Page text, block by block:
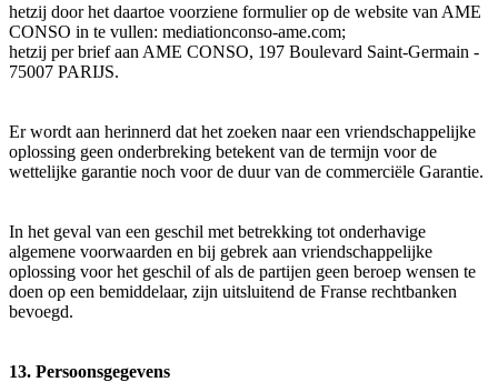
hetzij door het daartoe voorziene formulier op de website van AME
CONSO in te vullen: mediationconso-ame.com;
hetzij per brief aan AME CONSO, 197 Boulevard Saint-Germain -
75007 PARIJS.
Er wordt aan herinnerd dat het zoeken naar een vriendschappelijke
oplossing geen onderbreking betekent van de termijn voor de
wettelijke garantie noch voor de duur van de commerciële Garantie.
In het geval van een geschil met betrekking tot onderhavige
algemene voorwaarden en bij gebrek aan vriendschappelijke
oplossing voor het geschil of als de partijen geen beroep wensen te
doen op een bemiddelaar, zijn uitsluitend de Franse rechtbanken
bevoegd.
13. Persoonsgegevens